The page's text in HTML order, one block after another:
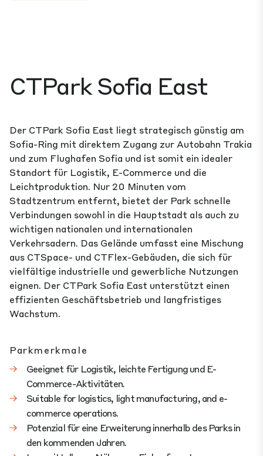
CTPark Sofia East
Der CTPark Sofia East liegt strategisch günstig am
Sofia-Ring mit direktem Zugang zur Autobahn Trakia
und zum Flughafen Sofia und ist somit ein idealer
Standort für Logistik, E-Commerce und die
Leichtproduktion. Nur 20 Minuten vom
Stadtzentrum entfernt, bietet der Park schnelle
Verbindungen sowohl in die Hauptstadt als auch zu
wichtigen nationalen und internationalen
Verkehrsadern. Das Gelände umfasst eine Mischung
aus CTSpace- und CTFlex-Gebäuden, die sich für
vielfältige industrielle und gewerbliche Nutzungen
eignen. Der CTPark Sofia East unterstützt einen
effizienten Geschäftsbetrieb und langfristiges
Wachstum.
Parkmerkmale
Geeignet für Logistik, leichte Fertigung und E-
Commerce-Aktivitäten.
Suitable for logistics, light manufacturing, and e-
commerce operations.
Potenzial für eine Erweiterung innerhalb des Parks in
den kommenden Jahren.